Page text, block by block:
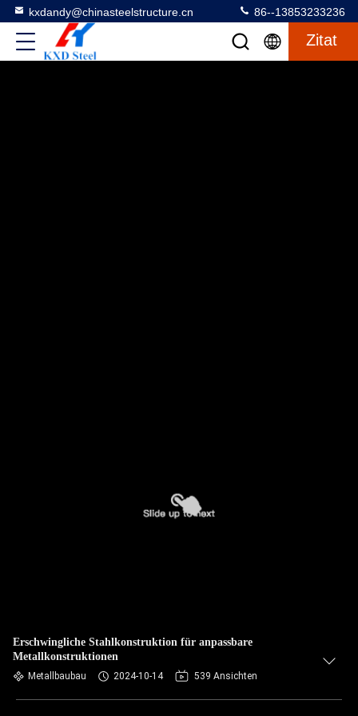
kxdandy@chinasteelstructure.cn 86--13853233236
Zitat
Erschwingliche Stahlkonstruktion für anpassbare
Metallkonstruktionen
Metallbaubau 2024-10-14 539 Ansichten